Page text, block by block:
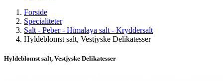
Forside
Specialiteter
Salt - Peber - Himalaya salt - Kryddersalt
Hyldeblomst salt, Vestjyske Delikatesser
Hyldeblomst salt, Vestjyske Delikatesser